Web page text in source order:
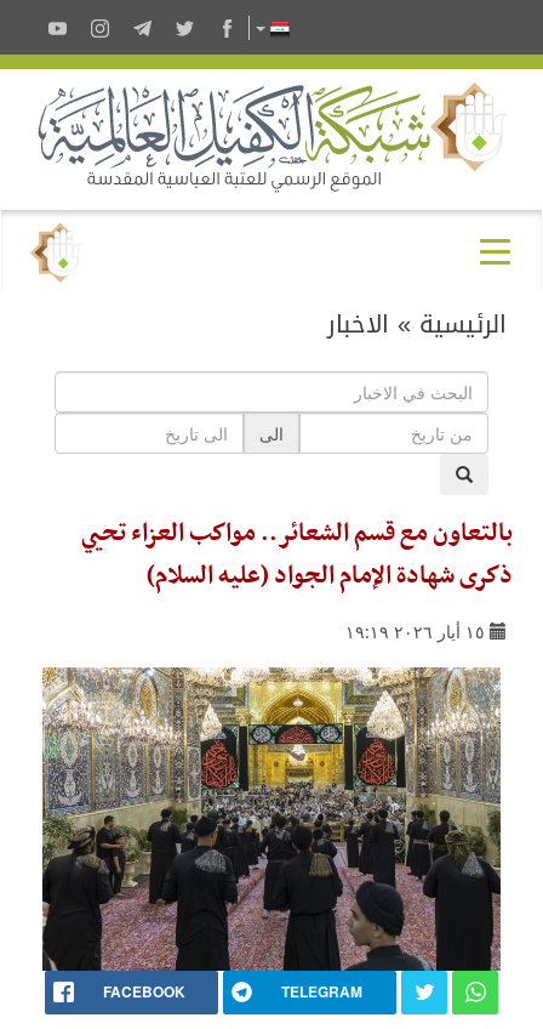
الرئيسية » الاخبار
الى
بالتعاون مع قسم الشعائر.. مواكب العزاء تحيي
ذكرى شهادة الإمام الجواد (عليه السلام)
١٥ أيار ٢٠٢٦ ١٩:١٩
FACEBOOK TELEGRAM